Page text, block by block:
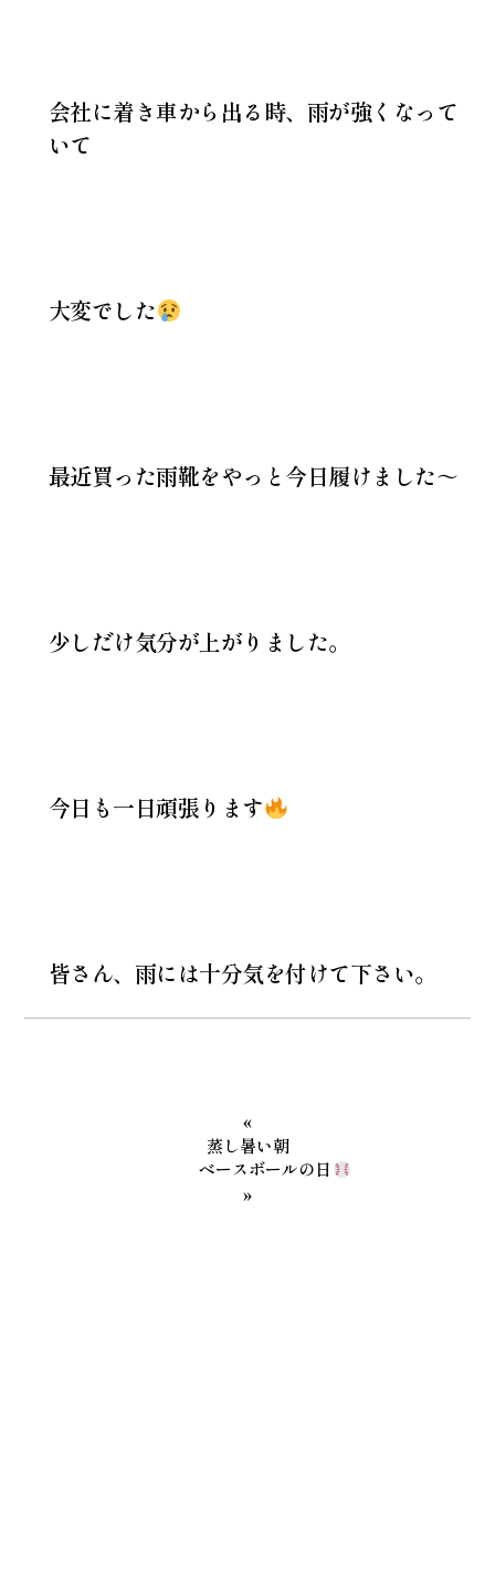
会社に着き車から出る時、雨が強くなって
いて
大変でした
最近買った雨靴をやっと今日履けました～
少しだけ気分が上がりました。
今日も一日頑張ります
皆さん、雨には十分気を付けて下さい。
«
蒸し暑い朝
ベースボールの日
»